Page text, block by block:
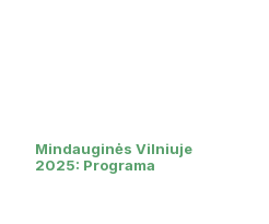
Mindauginės Vilniuje
2025: Programa